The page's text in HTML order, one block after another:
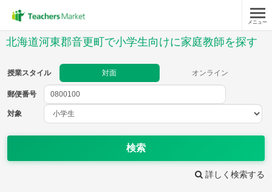
メニュー
北海道河東郡音更町で小学生向けに家庭教師を探す
授業スタイル 対面 オンライン
郵便番号
対象
検索
詳しく検索する
郵便番号